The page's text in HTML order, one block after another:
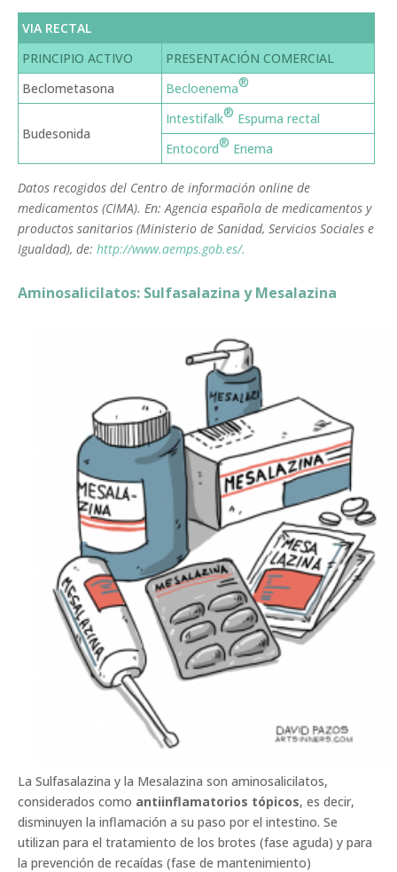
VIA RECTAL
PRINCIPIO ACTIVO
PRESENTACIÓN COMERCIAL
Beclometasona
Becloenema®
Budesonida
Intestifalk® Espuma rectal
Entocord® Enema
Datos recogidos del Centro de información online de
medicamentos (CIMA). En: Agencia española de medicamentos y
productos sanitarios (Ministerio de Sanidad, Servicios Sociales e
Igualdad), de: http://www.aemps.gob.es/.
Aminosalicilatos: Sulfasalazina y Mesalazina
La Sulfasalazina y la Mesalazina son aminosalicilatos,
considerados como antiinflamatorios tópicos, es decir,
disminuyen la inflamación a su paso por el intestino. Se
utilizan para el tratamiento de los brotes (fase aguda) y para
la prevención de recaídas (fase de mantenimiento)